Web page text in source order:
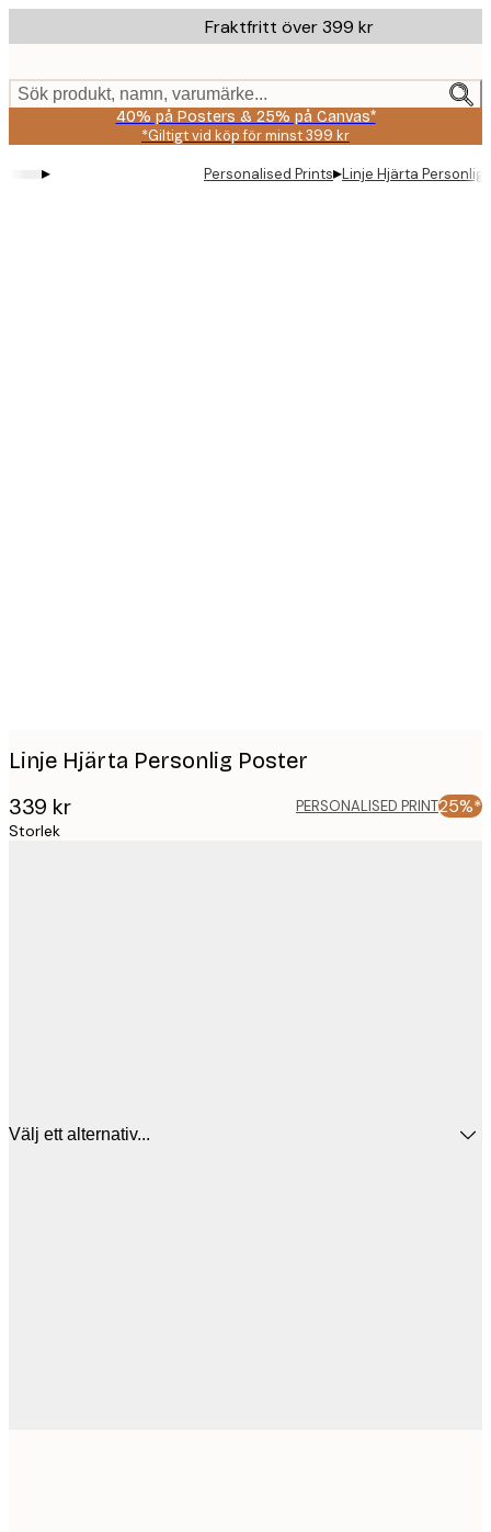
to
content.
Fraktfritt över 399 kr
Sök produkt, namn, varumärke...
40% på Posters & 25% på Canvas*
*Giltigt vid köp för minst 399 kr
▸ Personalised Prints▸Linje Hjärta Personlig
Linje Hjärta Personlig Poster
339 kr PERSONALISED PRINT25%*
Storlek
Välj ett alternativ...